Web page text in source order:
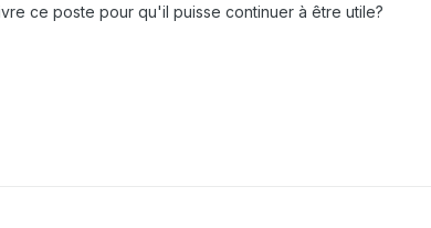
ce poste pour qu'il puisse continuer à être utile?